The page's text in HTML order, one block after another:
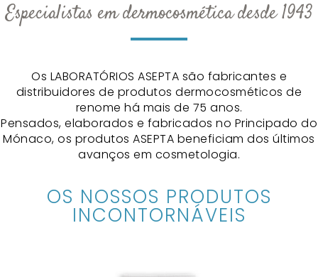
Especialistas em dermocosmética desde 1943
Os LABORATÓRIOS ASEPTA são fabricantes e
distribuidores de produtos dermocosméticos de
renome há mais de 75 anos.
Pensados, elaborados e fabricados no Principado do
Mónaco, os produtos ASEPTA beneficiam dos últimos
avanços em cosmetologia.
OS NOSSOS PRODUTOS
INCONTORNÁVEIS